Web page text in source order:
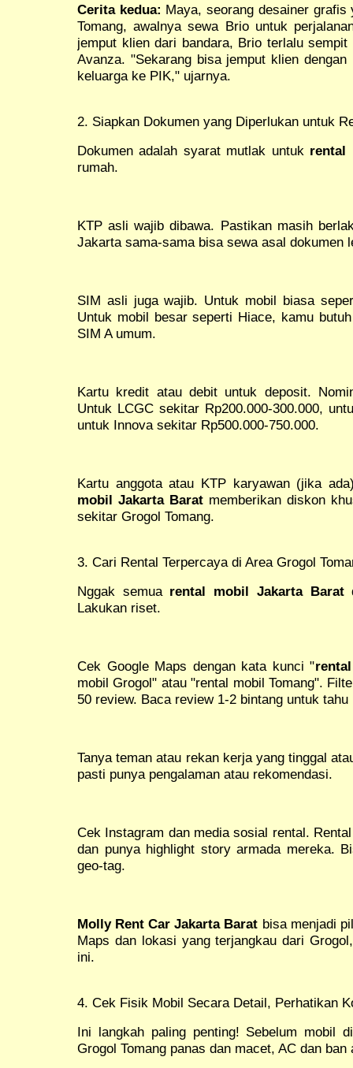
Cerita kedua: Maya, seorang desainer grafis
Tomang, awalnya sewa Brio untuk
jemput klien dari bandara, Brio terlalu
Avanza. "Sekarang bisa jemput klien
keluarga ke PIK," ujarnya.
2. Siapkan Dokumen yang Diperlukan untuk
Dokumen adalah syarat mutlak untuk rental
rumah.
KTP asli wajib dibawa. Pastikan masih
Jakarta sama-sama bisa sewa asal dokumen
SIM asli juga wajib. Untuk mobil biasa
Untuk mobil besar seperti Hiace, kamu
SIM A umum.
Kartu kredit atau debit untuk deposit.
Untuk LCGC sekitar Rp200.000-300.000,
untuk Innova sekitar Rp500.000-750.000.
Kartu anggota atau KTP karyawan (jika
mobil Jakarta Barat memberikan diskon
sekitar Grogol Tomang.
3. Cari Rental Terpercaya di Area Grogol
Nggak semua rental mobil Jakarta Barat
Lakukan riset.
Cek Google Maps dengan kata kunci "
mobil Grogol" atau "rental mobil Tomang".
50 review. Baca review 1-2 bintang untuk
Tanya teman atau rekan kerja yang tinggal
pasti punya pengalaman atau rekomendasi.
Cek Instagram dan media sosial rental.
dan punya highlight story armada mereka.
geo-tag.
Molly Rent Car Jakarta Barat bisa menjadi
Maps dan lokasi yang terjangkau dari
ini.
4. Cek Fisik Mobil Secara Detail, Perhatikan
Ini langkah paling penting! Sebelum mobil
Grogol Tomang panas dan macet, AC dan